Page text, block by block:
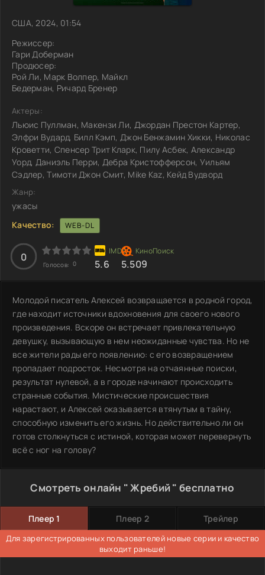
США, 2024, 01:54
Режиссер:
Гари Доберман
Продюсер:
Рой Ли, Марк Волпер, Майкл
Бедерман, Ричард Бренер
Актеры:
Льюис Пуллман, Макензи Ли, Джордан Престон Картер,
Элфри Вудард, Билл Кэмп, Джон Бенжамин Хикки, Николас
Кроветти, Спенсер Трит Кларк, Пилу Асбек, Александр
Уорд, Даниэль Перри, Дебра Кристофферсон, Уильям
Сэдлер, Тимоти Джон Смит, Mike Kaz, Кейд Вудворд
Жанр:
ужасы
Качество:
WEB-DL
0
Голосов: 0 5.6 5.509
Молодой писатель Алексей возвращается в родной город,
где находит источники вдохновения для своего нового
произведения. Вскоре он встречает привлекательную
девушку, вызывающую в нем неожиданные чувства. Но не
все жители рады его появлению: с его возвращением
пропадает подросток. Несмотря на отчаянные поиски,
результат нулевой, а в городе начинают происходить
странные события. Мистические происшествия
нарастают, и Алексей оказывается втянутым в тайну,
способную изменить его жизнь. Но действительно ли он
готов столкнуться с истиной, которая может перевернуть
всё с ног на голову?
Смотреть онлайн " Жребий " бесплатно
Плеер 1 Плеер 2 Трейлер
Для зарегистрированных пользователей новые серии и качество
выходит раньше!